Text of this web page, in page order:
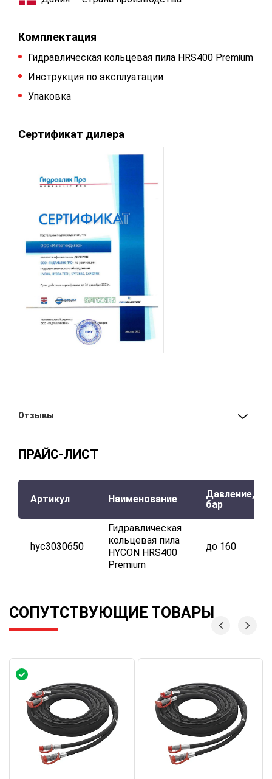
Комплектация
Гидравлическая кольцевая пила HRS400 Premium
Инструкция по эксплуатации
Упаковка
Сертификат дилера
Отзывы
ПРАЙС-ЛИСТ
Артикул Наименование
Давление,
бар
hyc3030650
Гидравлическая
кольцевая пила
HYCON HRS400
Premium
до 160
СОПУТСТВУЮЩИЕ ТОВАРЫ